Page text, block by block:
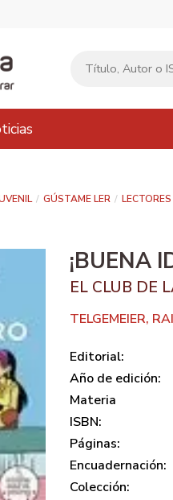
GÚSTAME LER
¡BUENA
EL CLUB DE
TELGEMEIER,
Editorial:
Año de edición:
Materia
ISBN:
Páginas:
Encuadernación:
Colección: